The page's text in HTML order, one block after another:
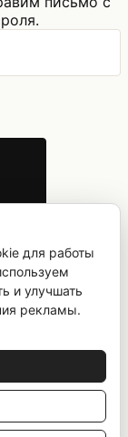
свяжемся с
для работы
и улучшать
рекламы.